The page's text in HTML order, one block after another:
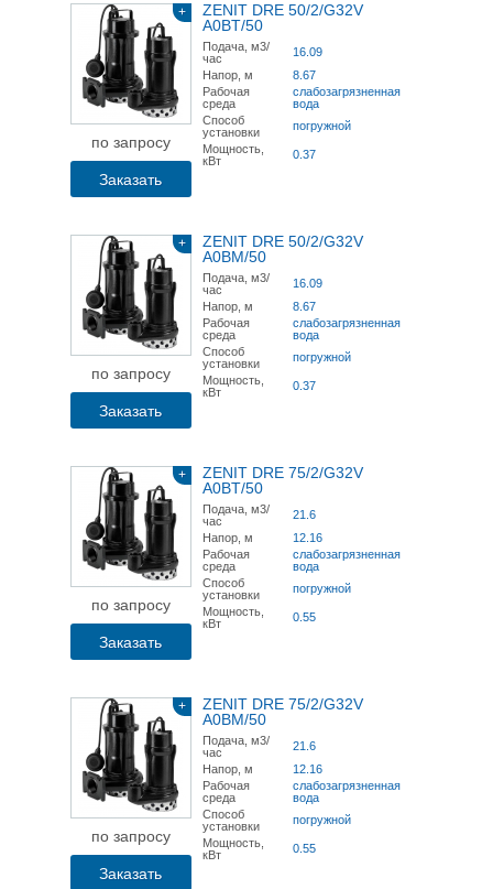
+
по запросу
Заказать
ZENIT DRE 50/2/G32V
A0BT/50
Подача, м3/
час
16.09
Напор, м
8.67
Рабочая
среда
слабозагрязненная
вода
Способ
установки
погружной
Мощность,
кВт
0.37
+
по запросу
Заказать
ZENIT DRE 50/2/G32V
A0BM/50
Подача, м3/
час
16.09
Напор, м
8.67
Рабочая
среда
слабозагрязненная
вода
Способ
установки
погружной
Мощность,
кВт
0.37
+
по запросу
Заказать
ZENIT DRE 75/2/G32V
A0BT/50
Подача, м3/
час
21.6
Напор, м
12.16
Рабочая
среда
слабозагрязненная
вода
Способ
установки
погружной
Мощность,
кВт
0.55
+
по запросу
Заказать
ZENIT DRE 75/2/G32V
A0BM/50
Подача, м3/
час
21.6
Напор, м
12.16
Рабочая
среда
слабозагрязненная
вода
Способ
установки
погружной
Мощность,
кВт
0.55